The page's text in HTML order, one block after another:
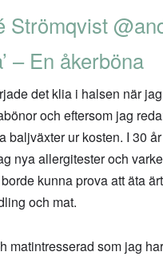
Strömqvist
– En åkerböna
det klia i halsen när
och eftersom jag
baljväxter ur kosten. I 30
nya allergitester och
kunna prova att äta
och mat.
matintresserad som jag